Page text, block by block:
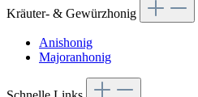
Kräuter- & Gewürzhonig
Anishonig
Majoranhonig